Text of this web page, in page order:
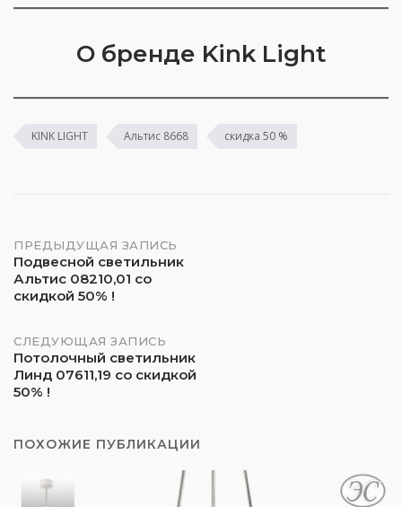
О бренде Kink Light
KINK LIGHT Альтис 8668 скидка 50 %
Навигация
по
записям
ПРЕДЫДУЩАЯ ЗАПИСЬ
Подвесной светильник
Альтис 08210,01 со
скидкой 50% !
СЛЕДУЮЩАЯ ЗАПИСЬ
Потолочный светильник
Линд 07611,19 со скидкой
50% !
ПОХОЖИЕ ПУБЛИКАЦИИ